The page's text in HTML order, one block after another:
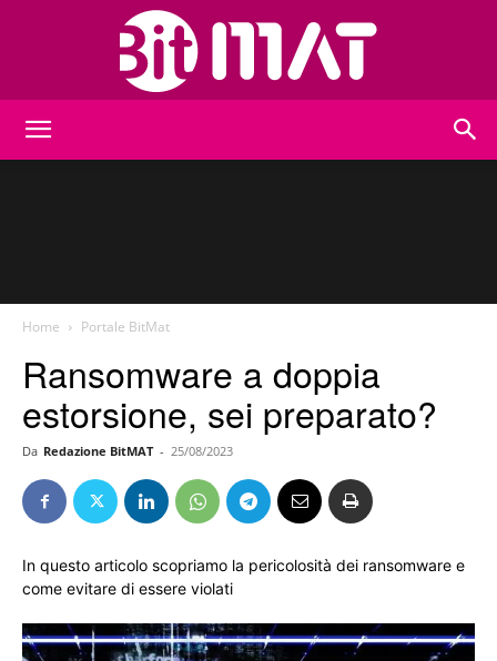
Home Portale BitMat
Ransomware a doppia
estorsione, sei preparato?
Da Redazione BitMAT - 25/08/2023
In questo articolo scopriamo la pericolosità dei ransomware e
come evitare di essere violati